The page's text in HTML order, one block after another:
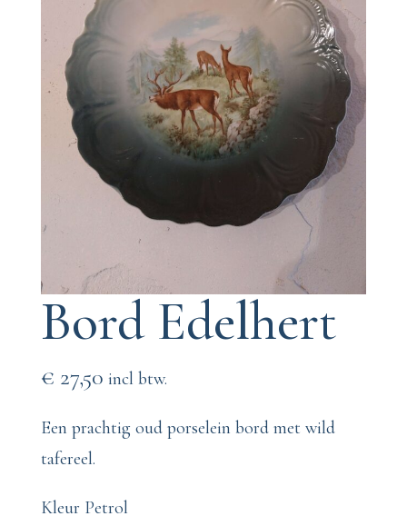
Bord Edelhert
€ 27,50 incl btw.
Een prachtig oud porselein bord met wild
tafereel.
Kleur Petrol